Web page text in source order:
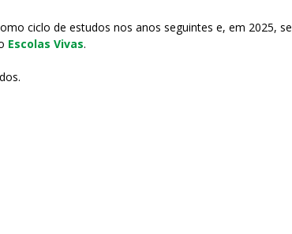
ciclo de estudos nos anos seguintes e, em 2025, se
Escolas Vivas.